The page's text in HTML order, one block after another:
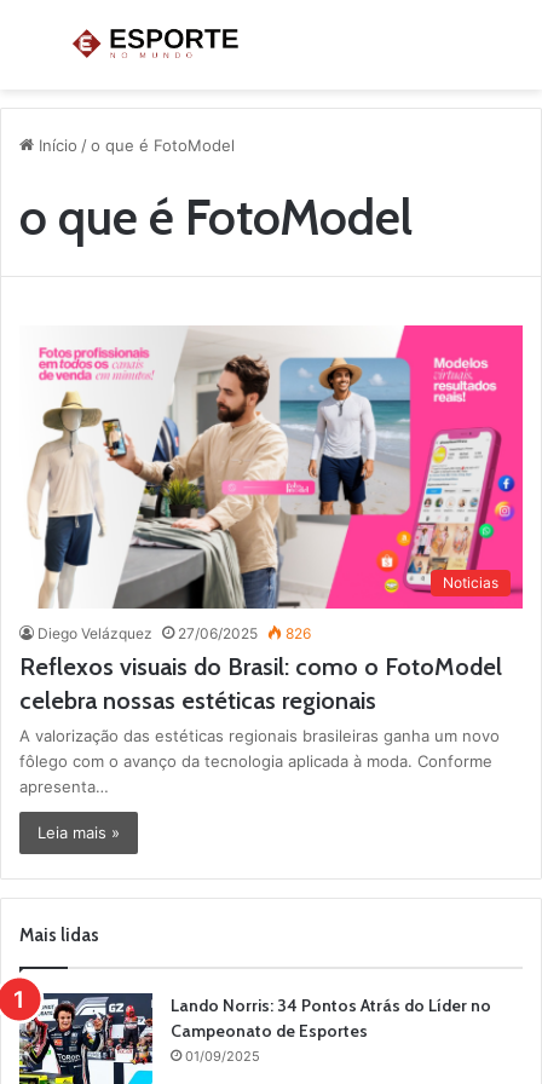
Menu
Início /o que é FotoModel
o que é FotoModel
Noticias
Diego Velázquez 27/06/2025 826
Reflexos visuais do Brasil: como o FotoModel
celebra nossas estéticas regionais
A valorização das estéticas regionais brasileiras ganha um novo
fôlego com o avanço da tecnologia aplicada à moda. Conforme
apresenta…
Leia mais »
Mais lidas
Lando Norris: 34 Pontos Atrás do Líder no
Campeonato de Esportes
01/09/2025